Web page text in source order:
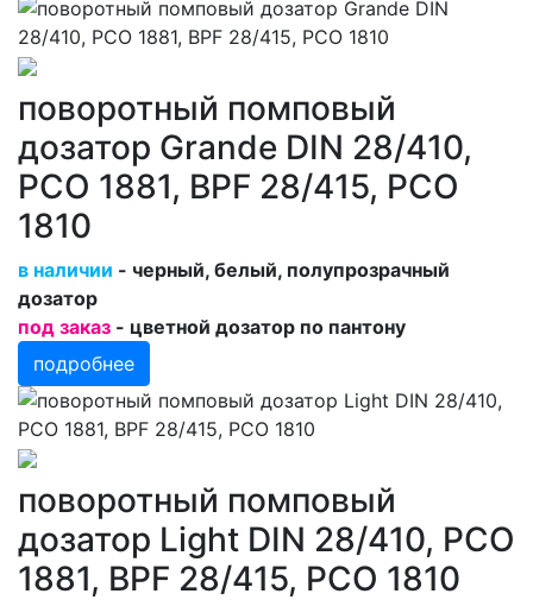
поворотный помповый
дозатор Grande DIN 28/410,
PCO 1881, BPF 28/415, PCO
1810
в наличии - черный, белый, полупрозрачный
дозатор
под заказ - цветной дозатор по пантону
подробнее
поворотный помповый
дозатор Light DIN 28/410, PCO
1881, BPF 28/415, PCO 1810